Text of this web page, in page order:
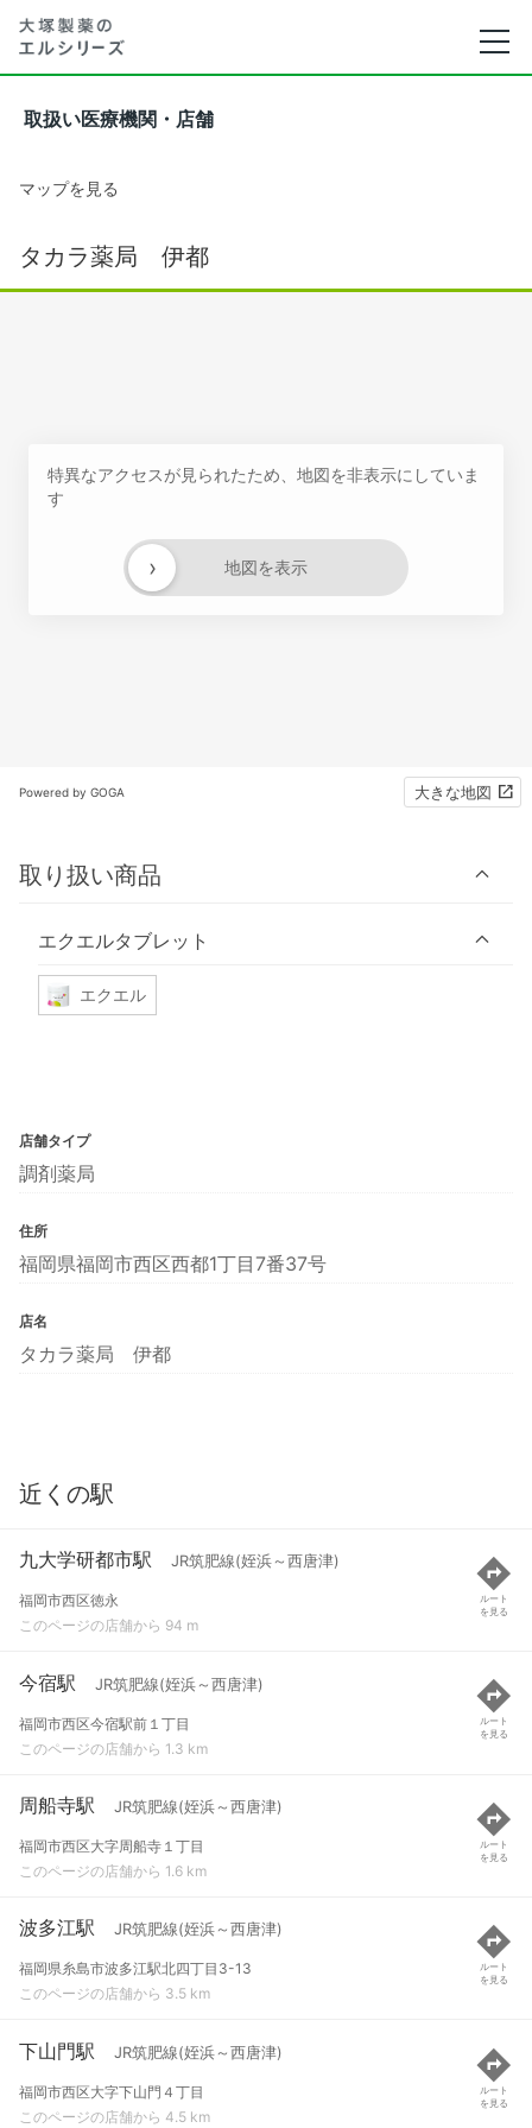
取扱い医療機関・店舗
マップを見る
タカラ薬局 伊都
特異なアクセスが見られたため、地図を非表示にしていま
す
地図を表示
›
Powered by GOGA 大きな地図
取り扱い商品
エクエルタブレット
エクエル
店舗タイプ
調剤薬局
住所
福岡県福岡市西区西都1丁目7番37号
店名
タカラ薬局 伊都
近くの駅
九大学研都市駅 JR筑肥線(姪浜～西唐津)
福岡市西区徳永
このページの店舗から 94 m
ルート
を見る
今宿駅 JR筑肥線(姪浜～西唐津)
福岡市西区今宿駅前１丁目
このページの店舗から 1.3 km
ルート
を見る
周船寺駅 JR筑肥線(姪浜～西唐津)
福岡市西区大字周船寺１丁目
このページの店舗から 1.6 km
ルート
を見る
波多江駅 JR筑肥線(姪浜～西唐津)
福岡県糸島市波多江駅北四丁目3-13
このページの店舗から 3.5 km
ルート
を見る
下山門駅 JR筑肥線(姪浜～西唐津)
福岡市西区大字下山門４丁目
このページの店舗から 4.5 km
ルート
を見る